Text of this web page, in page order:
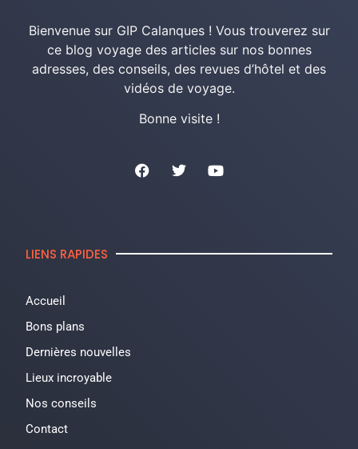
Bienvenue sur GIP Calanques ! Vous trouverez sur
ce blog voyage des articles sur nos bonnes
adresses, des conseils, des revues d’hôtel et des
vidéos de voyage.
Bonne visite !
LIENS RAPIDES
Accueil
Bons plans
Dernières nouvelles
Lieux incroyable
Nos conseils
Contact